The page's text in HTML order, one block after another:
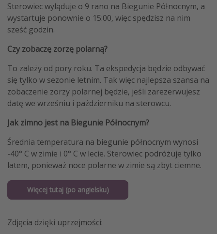
Sterowiec wyląduje o 9 rano na Biegunie Północnym, a
wystartuje ponownie o 15:00, więc spędzisz na nim
sześć godzin.
Czy zobaczę zorzę polarną?
To zależy od pory roku. Ta ekspedycja będzie odbywać
się tylko w sezonie letnim. Tak więc najlepsza szansa na
zobaczenie zorzy polarnej będzie, jeśli zarezerwujesz
datę we wrześniu i październiku na sterowcu.
Jak zimno jest na Biegunie Północnym?
Średnia temperatura na biegunie północnym wynosi
-40° C w zimie i 0° C w lecie. Sterowiec podróżuje tylko
latem, ponieważ noce polarne w zimie są zbyt ciemne.
Więcej tutaj (po angielsku)
Zdjęcia dzięki uprzejmości: